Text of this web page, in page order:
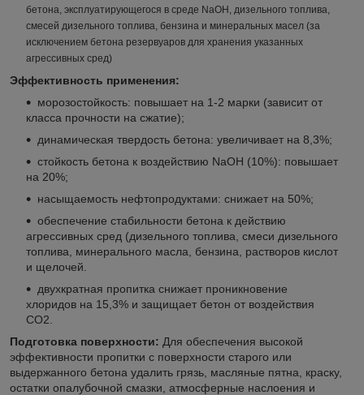
бетона, эксплуатирующегося в среде NaOН, дизельного топлива,
смесей дизельного топлива, бензина и минеральных масел (за
исключением бетона резервуаров для хранения указанных
агрессивных сред)
Эффективность применения:
морозостойкость: повышает на 1-2 марки (зависит от
класса прочности на сжатие);
динамическая твердость бетона: увеличивает на 8,3%;
стойкость бетона к воздействию NaOH (10%): повышает
на 20%;
насыщаемость нефтопродуктами: снижает на 50%;
обеспечение стабильности бетона к действию
агрессивных сред (дизельного топлива, смеси дизельного
топлива, минерального масла, бензина, растворов кислот
и щелочей.
двухкратная пропитка снижает проникновение
хлоридов на 15,3% и защищает бетон от воздействия
СО2.
Подготовка поверхности: Для обеспечения высокой
эффективности пропитки с поверхности старого или
выдержанного бетона удалить грязь, масляные пятна, краску,
остатки опалубочной смазки, атмосферные наслоения и